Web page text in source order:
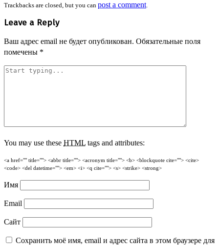
Trackbacks are closed, but you can post a comment.
Leave a Reply
Ваш адрес email не будет опубликован. Обязательные поля
помечены *
You may use these HTML tags and attributes:
<a href="" title=""> <abbr title=""> <acronym title=""> <b> <blockquote cite=""> <cite>
<code> <del datetime=""> <em> <i> <q cite=""> <s> <strike> <strong>
Имя
Email
Сайт
Сохранить моё имя, email и адрес сайта в этом браузере для